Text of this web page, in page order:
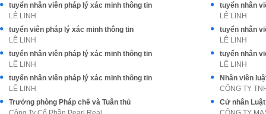
tuyển nhân viên pháp lý xác minh thông tin
LÊ LINH
tuyển nhân
LÊ LINH
tuyển viên pháp lý xác minh thông tin
LÊ LINH
tuyển nhân
LÊ LINH
tuyển nhân viên pháp lý xác minh thông tin
LÊ LINH
tuyển nhân
LÊ LINH
tuyển nhân viên pháp lý xác minh thông tin
LÊ LINH
Nhân viên
CÔNG TY
Trưởng phòng Pháp chế và Tuân thủ
Cử nhân